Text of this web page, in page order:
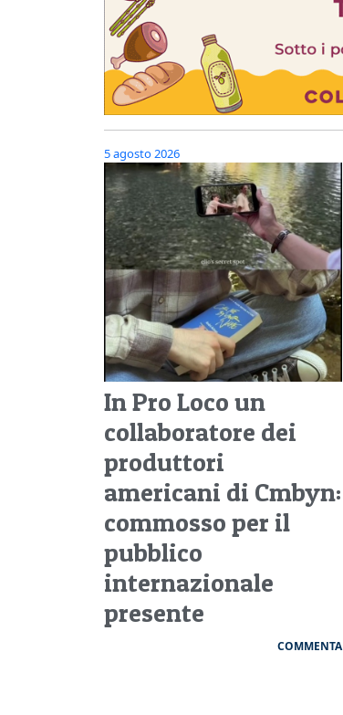
5 agosto 2026
In Pro Loco un
collaboratore dei
produttori
americani di Cmbyn:
commosso per il
pubblico
internazionale
presente
COMMENTA